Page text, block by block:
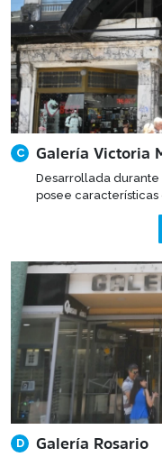
C Galería Victoria
Desarrollada durante
posee características
D Galería Rosario